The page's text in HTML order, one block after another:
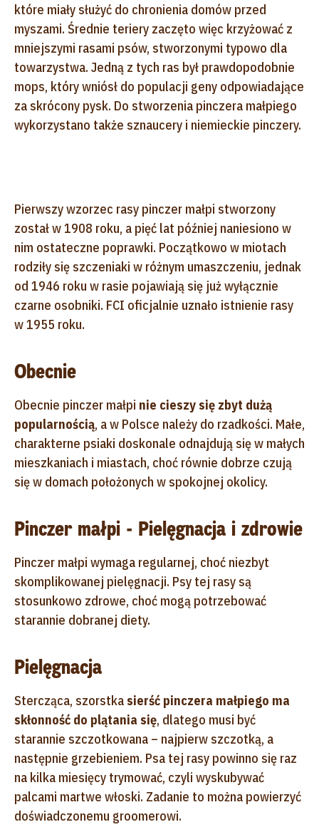
które miały służyć do chronienia domów przed
myszami. Średnie teriery zaczęto więc krzyżować z
mniejszymi rasami psów, stworzonymi typowo dla
towarzystwa. Jedną z tych ras był prawdopodobnie
mops, który wniósł do populacji geny odpowiadające
za skrócony pysk. Do stworzenia pinczera małpiego
wykorzystano także sznaucery i niemieckie pinczery.
Pierwszy wzorzec rasy pinczer małpi stworzony
został w 1908 roku, a pięć lat później naniesiono w
nim ostateczne poprawki. Początkowo w miotach
rodziły się szczeniaki w różnym umaszczeniu, jednak
od 1946 roku w rasie pojawiają się już wyłącznie
czarne osobniki. FCI oficjalnie uznało istnienie rasy
w 1955 roku.
Obecnie
Obecnie pinczer małpi nie cieszy się zbyt dużą
popularnością, a w Polsce należy do rzadkości. Małe,
charakterne psiaki doskonale odnajdują się w małych
mieszkaniach i miastach, choć równie dobrze czują
się w domach położonych w spokojnej okolicy.
Pinczer małpi - Pielęgnacja i zdrowie
Pinczer małpi wymaga regularnej, choć niezbyt
skomplikowanej pielęgnacji. Psy tej rasy są
stosunkowo zdrowe, choć mogą potrzebować
starannie dobranej diety.
Pielęgnacja
Stercząca, szorstkasierść pinczera małpiego ma
skłonność do plątania się, dlatego musi być
starannie szczotkowana – najpierw szczotką, a
następnie grzebieniem. Psa tej rasy powinno się raz
na kilka miesięcy trymować, czyli wyskubywać
palcami martwe włoski. Zadanie to można powierzyć
doświadczonemu groomerowi.